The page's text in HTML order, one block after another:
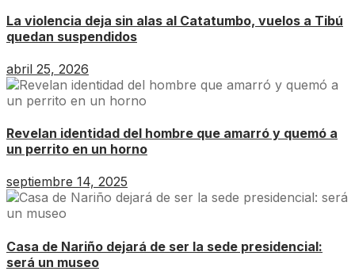
La violencia deja sin alas al Catatumbo, vuelos a Tibú
quedan suspendidos
abril 25, 2026
Revelan identidad del hombre que amarró y quemó a
un perrito en un horno
septiembre 14, 2025
Casa de Nariño dejará de ser la sede presidencial:
será un museo